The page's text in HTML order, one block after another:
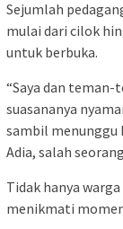
Sejumlah
mulai dari cilok
untuk berbuka.
“Saya dan teman-
suasananya
sambil menunggu
Adia, salah
Tidak hanya
menikmati